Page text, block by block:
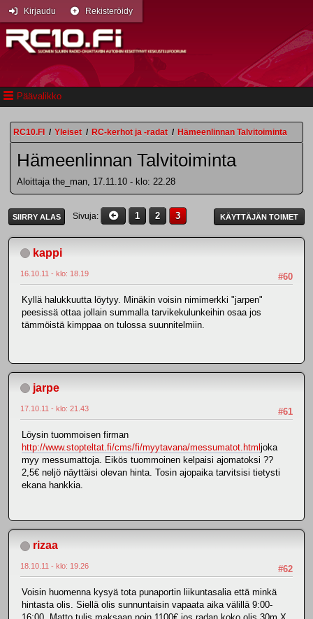
Päävalikko
Kirjaudu Rekisteröidy
RC10.FI / Yleiset / RC-kerhot ja -radat / Hämeenlinnan Talvitoiminta
Hämeenlinnan Talvitoiminta
Aloittaja the_man, 17.11.10 - klo: 22.28
SIIRRY ALAS Sivuja 1 2 3 KÄYTTÄJÄN TOIMET
kappi
#60
16.10.11 - klo: 18.19
Kyllä halukkuutta löytyy. Minäkin voisin nimimerkki "jarpen"
peesissä ottaa jollain summalla tarvikekulunkeihin osaa jos
tämmöistä kimppaa on tulossa suunnitelmiin.
jarpe
#61
17.10.11 - klo: 21.43
Löysin tuommoisen firman
http://www.stopteltat.fi/cms/fi/myytavana/messumatot.html joka
myy messumattoja. Eikös tuommoinen kelpaisi ajomatoksi ??
2,5€ neljö näyttäisi olevan hinta. Tosin ajopaika tarvitsisi tietysti
ekana hankkia.
rizaa
#62
18.10.11 - klo: 19.26
Voisin huomenna kysyä tota punaportin liikuntasalia että minkä
hintasta olis. Siellä olis sunnuntaisin vapaata aika välillä 9:00-